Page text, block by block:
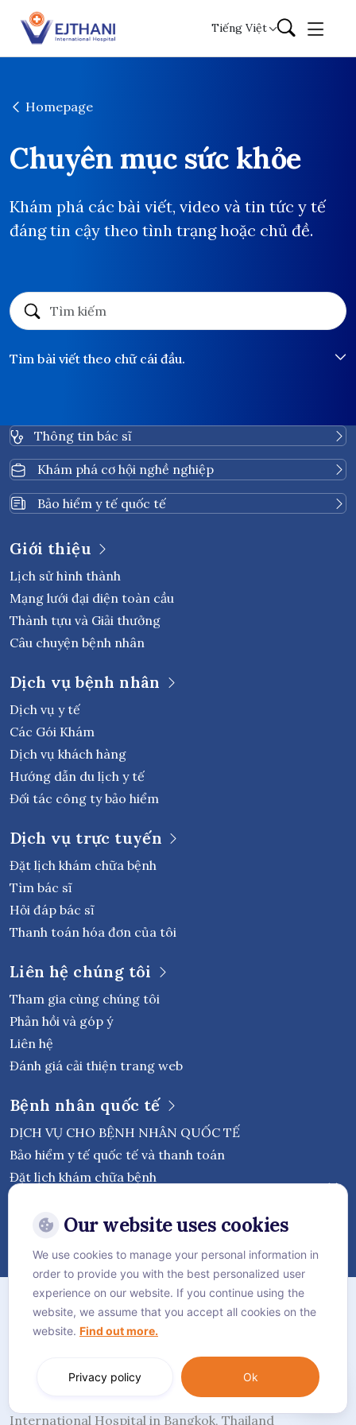
Skip to content
Tiếng Việt
Homepage
Chuyên mục sức khỏe
Khám phá các bài viết, video và tin tức y tế
đáng tin cậy theo tình trạng hoặc chủ đề.
Tìm bài viết theo chữ cái đầu.
Thông tin bác sĩ
Khám phá cơ hội nghề nghiệp
Bảo hiểm y tế quốc tế
Giới thiệu
Lịch sử hình thành
Mạng lưới đại diện toàn cầu
Thành tựu và Giải thưởng
Câu chuyện bệnh nhân
Dịch vụ bệnh nhân
Dịch vụ y tế
Các Gói Khám
Dịch vụ khách hàng
Hướng dẫn du lịch y tế
Đối tác công ty bảo hiểm
Dịch vụ trực tuyến
Đặt lịch khám chữa bệnh
Tìm bác sĩ
Hỏi đáp bác sĩ
Thanh toán hóa đơn của tôi
Liên hệ chúng tôi
Tham gia cùng chúng tôi
Phản hồi và góp ý
Liên hệ
Đánh giá cải thiện trang web
Bệnh nhân quốc tế
DỊCH VỤ CHO BỆNH NHÂN QUỐC TẾ
Bảo hiểm y tế quốc tế và thanh toán
Đặt lịch khám chữa bệnh
Theo dõi Bệnh viện Quốc tế Vejthani
Chính sách bảo mật
Chính sách Cookie
© Vejthani International Hospital | JCI Accredited
International Hospital in Bangkok, Thailand
Language:Tiếng Việt
Our website uses cookies
We use cookies to manage your personal information in
order to provide you with the best personalized user
experience on our website. If you continue using the
website, we assume that you accept all cookies on the
website. Find out more.
Ok
Privacy policy